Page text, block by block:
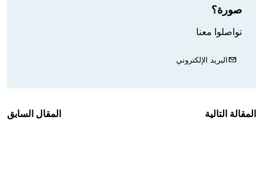
صورة؟
تواصلوا معنا
البريد الإلكتروني
المقالة التالية المقال السابق